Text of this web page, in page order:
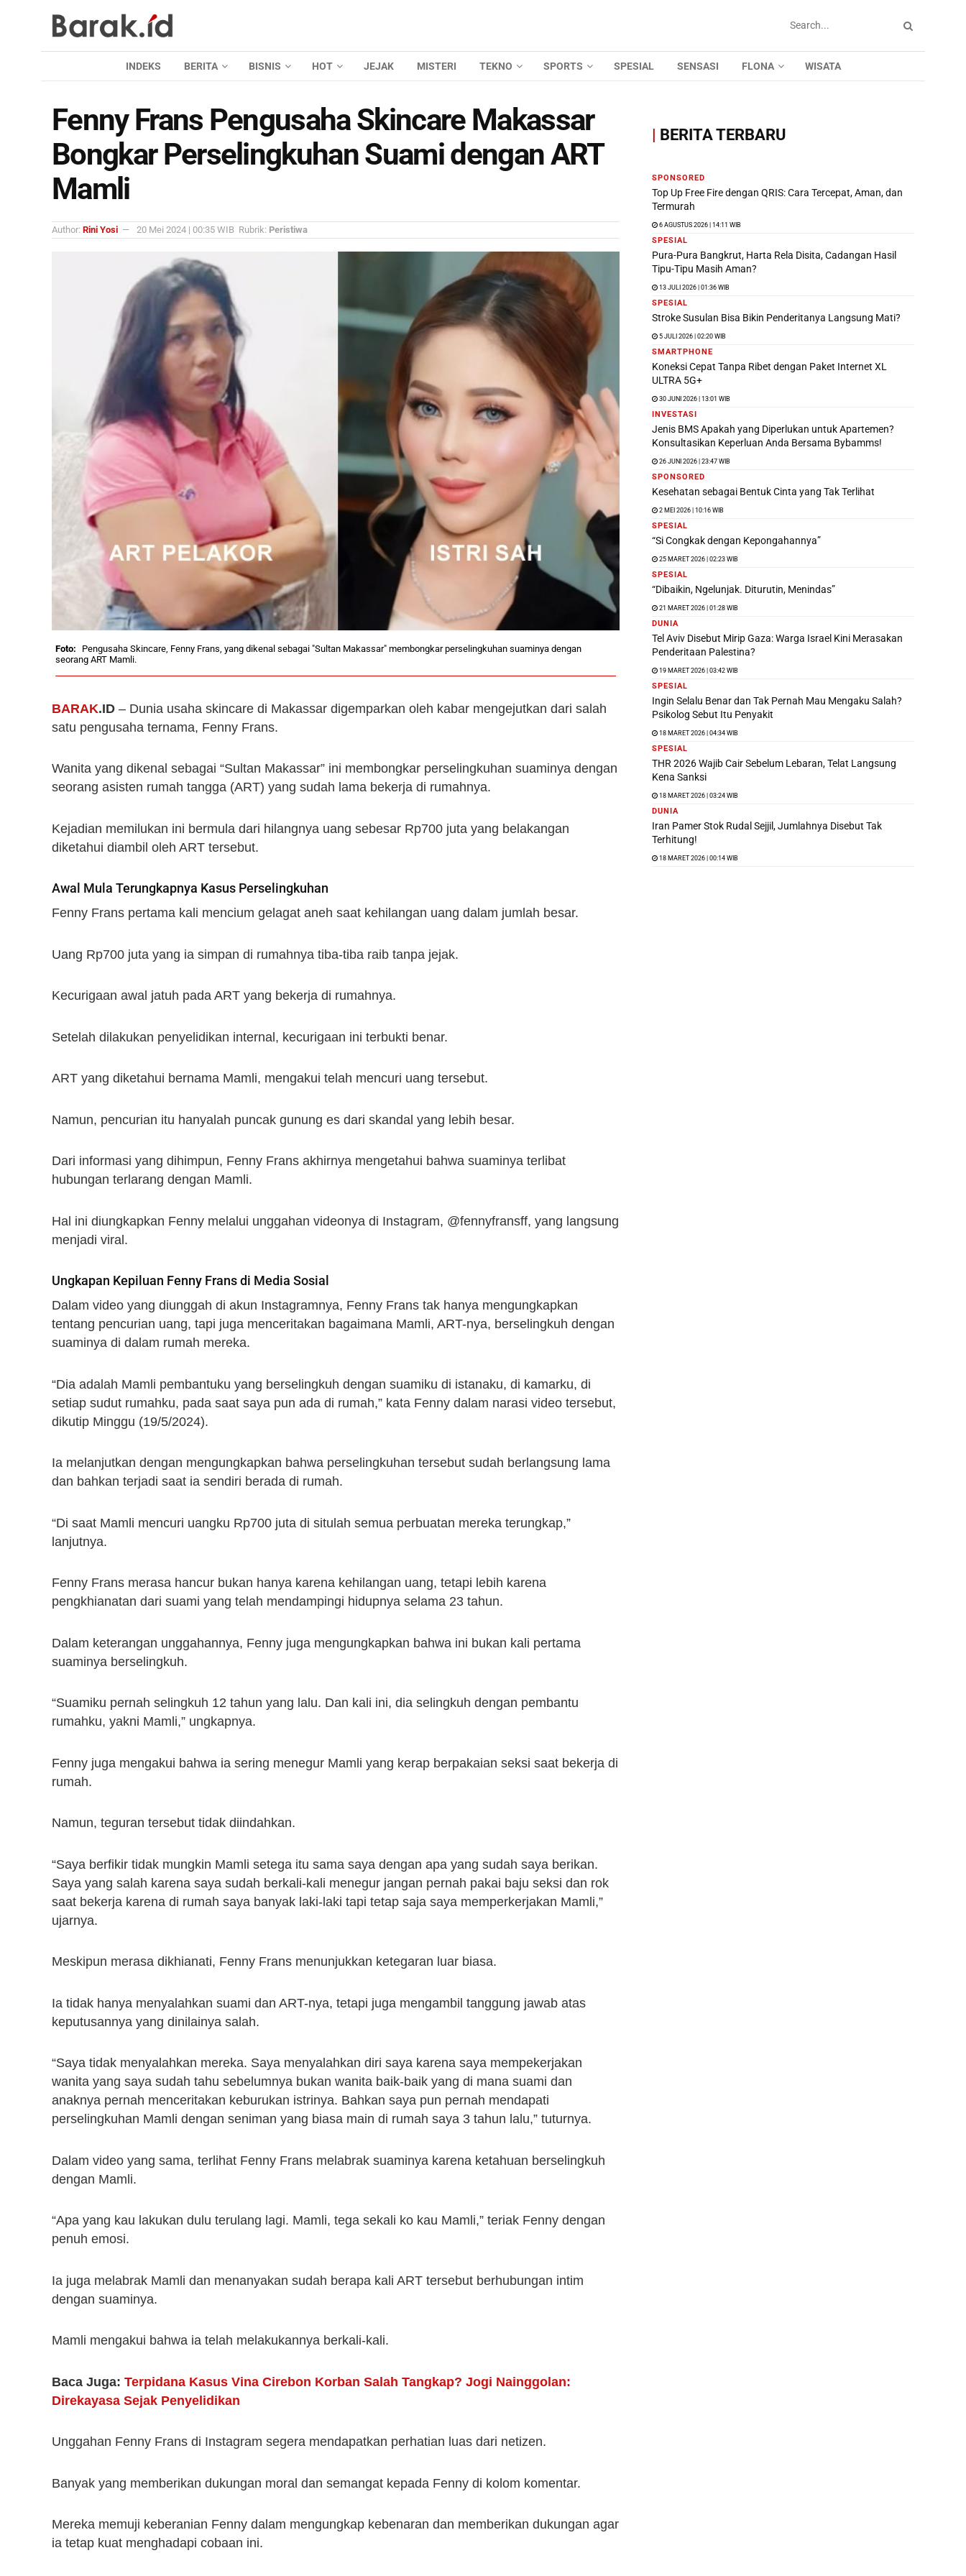
INDEKS BERITA BISNIS HOT JEJAK MISTERI TEKNO SPORTS SPESIAL SENSASI FLONA WISATA
Fenny Frans Pengusaha Skincare Makassar
Bongkar Perselingkuhan Suami dengan ART
Mamli
Author: Rini Yosi 20 Mei 2024 | 00:35 WIB Rubrik: Peristiwa
Pengusaha Skincare, Fenny Frans, yang dikenal sebagai "Sultan Makassar" membongkar perselingkuhan suaminya dengan
seorang ART Mamli.
BARAK.ID – Dunia usaha skincare di Makassar digemparkan oleh kabar mengejutkan dari salah
satu pengusaha ternama, Fenny Frans.
Wanita yang dikenal sebagai “Sultan Makassar” ini membongkar perselingkuhan suaminya dengan
seorang asisten rumah tangga (ART) yang sudah lama bekerja di rumahnya.
Kejadian memilukan ini bermula dari hilangnya uang sebesar Rp700 juta yang belakangan
diketahui diambil oleh ART tersebut.
Awal Mula Terungkapnya Kasus Perselingkuhan
Fenny Frans pertama kali mencium gelagat aneh saat kehilangan uang dalam jumlah besar.
Uang Rp700 juta yang ia simpan di rumahnya tiba-tiba raib tanpa jejak.
Kecurigaan awal jatuh pada ART yang bekerja di rumahnya.
Setelah dilakukan penyelidikan internal, kecurigaan ini terbukti benar.
ART yang diketahui bernama Mamli, mengakui telah mencuri uang tersebut.
Namun, pencurian itu hanyalah puncak gunung es dari skandal yang lebih besar.
Dari informasi yang dihimpun, Fenny Frans akhirnya mengetahui bahwa suaminya terlibat
hubungan terlarang dengan Mamli.
Hal ini diungkapkan Fenny melalui unggahan videonya di Instagram, @fennyfransff, yang langsung
menjadi viral.
Ungkapan Kepiluan Fenny Frans di Media Sosial
Dalam video yang diunggah di akun Instagramnya, Fenny Frans tak hanya mengungkapkan
tentang pencurian uang, tapi juga menceritakan bagaimana Mamli, ART-nya, berselingkuh dengan
suaminya di dalam rumah mereka.
“Dia adalah Mamli pembantuku yang berselingkuh dengan suamiku di istanaku, di kamarku, di
setiap sudut rumahku, pada saat saya pun ada di rumah,” kata Fenny dalam narasi video tersebut,
dikutip Minggu (19/5/2024).
Ia melanjutkan dengan mengungkapkan bahwa perselingkuhan tersebut sudah berlangsung lama
dan bahkan terjadi saat ia sendiri berada di rumah.
“Di saat Mamli mencuri uangku Rp700 juta di situlah semua perbuatan mereka terungkap,”
lanjutnya.
Fenny Frans merasa hancur bukan hanya karena kehilangan uang, tetapi lebih karena
pengkhianatan dari suami yang telah mendampingi hidupnya selama 23 tahun.
Dalam keterangan unggahannya, Fenny juga mengungkapkan bahwa ini bukan kali pertama
suaminya berselingkuh.
“Suamiku pernah selingkuh 12 tahun yang lalu. Dan kali ini, dia selingkuh dengan pembantu
rumahku, yakni Mamli,” ungkapnya.
Fenny juga mengakui bahwa ia sering menegur Mamli yang kerap berpakaian seksi saat bekerja di
rumah.
Namun, teguran tersebut tidak diindahkan.
“Saya berfikir tidak mungkin Mamli setega itu sama saya dengan apa yang sudah saya berikan.
Saya yang salah karena saya sudah berkali-kali menegur jangan pernah pakai baju seksi dan rok
saat bekerja karena di rumah saya banyak laki-laki tapi tetap saja saya memperkerjakan Mamli,”
ujarnya.
Meskipun merasa dikhianati, Fenny Frans menunjukkan ketegaran luar biasa.
Ia tidak hanya menyalahkan suami dan ART-nya, tetapi juga mengambil tanggung jawab atas
keputusannya yang dinilainya salah.
“Saya tidak menyalahkan mereka. Saya menyalahkan diri saya karena saya mempekerjakan
wanita yang saya sudah tahu sebelumnya bukan wanita baik-baik yang di mana suami dan
anaknya pernah menceritakan keburukan istrinya. Bahkan saya pun pernah mendapati
perselingkuhan Mamli dengan seniman yang biasa main di rumah saya 3 tahun lalu,” tuturnya.
Dalam video yang sama, terlihat Fenny Frans melabrak suaminya karena ketahuan berselingkuh
dengan Mamli.
“Apa yang kau lakukan dulu terulang lagi. Mamli, tega sekali ko kau Mamli,” teriak Fenny dengan
penuh emosi.
Ia juga melabrak Mamli dan menanyakan sudah berapa kali ART tersebut berhubungan intim
dengan suaminya.
Mamli mengakui bahwa ia telah melakukannya berkali-kali.
Baca Juga: Terpidana Kasus Vina Cirebon Korban Salah Tangkap? Jogi Nainggolan:
Direkayasa Sejak Penyelidikan
Unggahan Fenny Frans di Instagram segera mendapatkan perhatian luas dari netizen.
Banyak yang memberikan dukungan moral dan semangat kepada Fenny di kolom komentar.
Mereka memuji keberanian Fenny dalam mengungkap kebenaran dan memberikan dukungan agar
ia tetap kuat menghadapi cobaan ini.
| BERITA TERBARU
SPONSORED
Top Up Free Fire dengan QRIS: Cara Tercepat, Aman, dan
Termurah
6 AGUSTUS 2026 | 14:11 WIB
SPESIAL
Pura-Pura Bangkrut, Harta Rela Disita, Cadangan Hasil
Tipu-Tipu Masih Aman?
13 JULI 2026 | 01:36 WIB
SPESIAL
Stroke Susulan Bisa Bikin Penderitanya Langsung Mati?
5 JULI 2026 | 02:20 WIB
SMARTPHONE
Koneksi Cepat Tanpa Ribet dengan Paket Internet XL
ULTRA 5G+
30 JUNI 2026 | 13:01 WIB
INVESTASI
Jenis BMS Apakah yang Diperlukan untuk Apartemen?
Konsultasikan Keperluan Anda Bersama Bybamms!
26 JUNI 2026 | 23:47 WIB
SPONSORED
Kesehatan sebagai Bentuk Cinta yang Tak Terlihat
2 MEI 2026 | 10:16 WIB
SPESIAL
“Si Congkak dengan Kepongahannya”
25 MARET 2026 | 02:23 WIB
SPESIAL
“Dibaikin, Ngelunjak. Diturutin, Menindas”
21 MARET 2026 | 01:28 WIB
DUNIA
Tel Aviv Disebut Mirip Gaza: Warga Israel Kini Merasakan
Penderitaan Palestina?
19 MARET 2026 | 03:42 WIB
SPESIAL
Ingin Selalu Benar dan Tak Pernah Mau Mengaku Salah?
Psikolog Sebut Itu Penyakit
18 MARET 2026 | 04:34 WIB
SPESIAL
THR 2026 Wajib Cair Sebelum Lebaran, Telat Langsung
Kena Sanksi
18 MARET 2026 | 03:24 WIB
DUNIA
Iran Pamer Stok Rudal Sejjil, Jumlahnya Disebut Tak
Terhitung!
18 MARET 2026 | 00:14 WIB